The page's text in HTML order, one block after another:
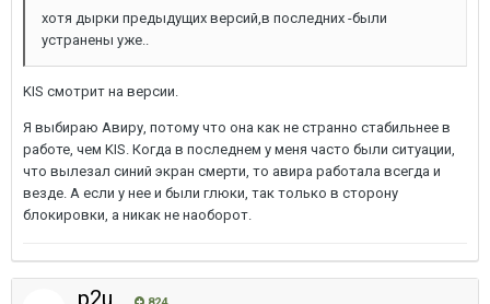
хотя дырки предыдущих версий,в последних -были
устранены уже..
KIS смотрит на версии.
Я выбираю Авиру, потому что она как не странно стабильнее в
работе, чем KIS. Когда в последнем у меня часто были ситуации,
что вылезал синий экран смерти, то авира работала всегда и
везде. А если у нее и были глюки, так только в сторону
блокировки, а никак не наоборот.
p2u